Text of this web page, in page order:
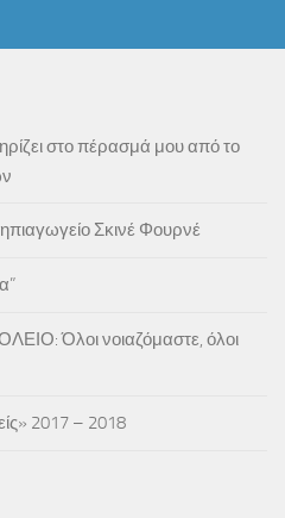
στο πέρασμά μου από το
Σκινέ Φουρνέ
Όλοι νοιαζόμαστε, όλοι
2017 – 2018